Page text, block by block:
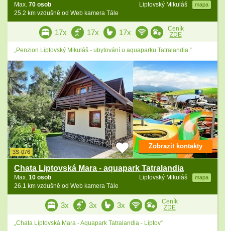
Liptovský Mikuláš mapa
Max. 70 osob
25.2 km vzdušně od Web kamera Tále
17x 17x 17x
Ceník
ZDE
„Penzion Liptovský Mikuláš - ubytování u aquaparku Tatralandia.“
3S-076
Chata Liptovská Mara - aquapark Tatralandia
Liptovský Mikuláš mapa
Max. 10 osob
26.1 km vzdušně od Web kamera Tále
Zobrazit kontakty
3x 3x 3x
Ceník
ZDE
„Chata Liptovská Mara - Aquapark Tatralandia - Liptov“